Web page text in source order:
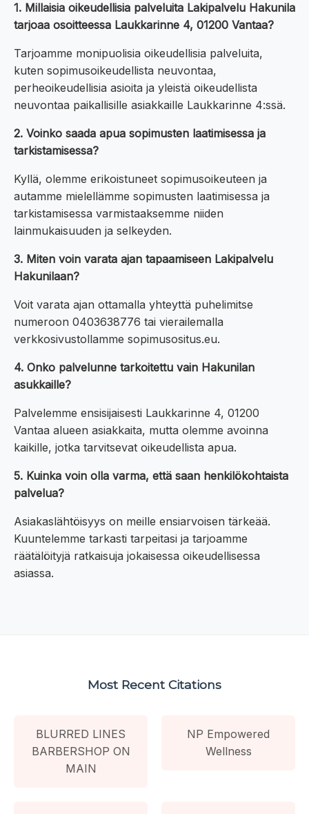
1. Millaisia oikeudellisia palveluita Lakipalvelu Hakunila
tarjoaa osoitteessa Laukkarinne 4, 01200 Vantaa?
Tarjoamme monipuolisia oikeudellisia palveluita,
kuten sopimusoikeudellista neuvontaa,
perheoikeudellisia asioita ja yleistä oikeudellista
neuvontaa paikallisille asiakkaille Laukkarinne 4:ssä.
2. Voinko saada apua sopimusten laatimisessa ja
tarkistamisessa?
Kyllä, olemme erikoistuneet sopimusoikeuteen ja
autamme mielellämme sopimusten laatimisessa ja
tarkistamisessa varmistaaksemme niiden
lainmukaisuuden ja selkeyden.
3. Miten voin varata ajan tapaamiseen Lakipalvelu
Hakunilaan?
Voit varata ajan ottamalla yhteyttä puhelimitse
numeroon 0403638776 tai vierailemalla
verkkosivustollamme sopimusositus.eu.
4. Onko palvelunne tarkoitettu vain Hakunilan
asukkaille?
Palvelemme ensisijaisesti Laukkarinne 4, 01200
Vantaa alueen asiakkaita, mutta olemme avoinna
kaikille, jotka tarvitsevat oikeudellista apua.
5. Kuinka voin olla varma, että saan henkilökohtaista
palvelua?
Asiakaslähtöisyys on meille ensiarvoisen tärkeää.
Kuuntelemme tarkasti tarpeitasi ja tarjoamme
räätälöityjä ratkaisuja jokaisessa oikeudellisessa
asiassa.
Most Recent Citations
BLURRED LINES
BARBERSHOP ON
MAIN
NP Empowered
Wellness